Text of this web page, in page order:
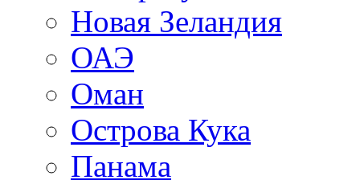
Новая Зеландия
ОАЭ
Оман
Острова Кука
Панама